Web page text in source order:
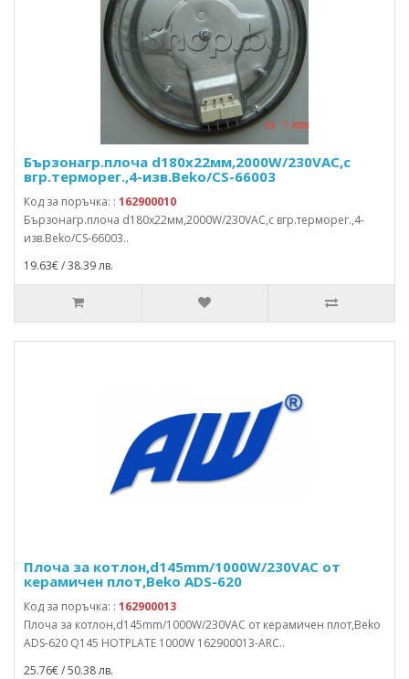
Бързонагр.плоча d180x22мм,2000W/230VAC,с
вгр.терморег.,4-изв.Beko/CS-66003
Код за поръчка: : 162900010
Бързонагр.плоча d180x22мм,2000W/230VAC,с вгр.терморег.,4-
изв.Beko/CS-66003..
19.63€ / 38.39 лв.
Плоча за котлон,d145mm/1000W/230VAC от
керамичен плот,Beko ADS-620
Код за поръчка: : 162900013
Плоча за котлон,d145mm/1000W/230VAC от керамичен плот,Beko
ADS-620 Q145 HOTPLATE 1000W 162900013-ARC..
25.76€ / 50.38 лв.